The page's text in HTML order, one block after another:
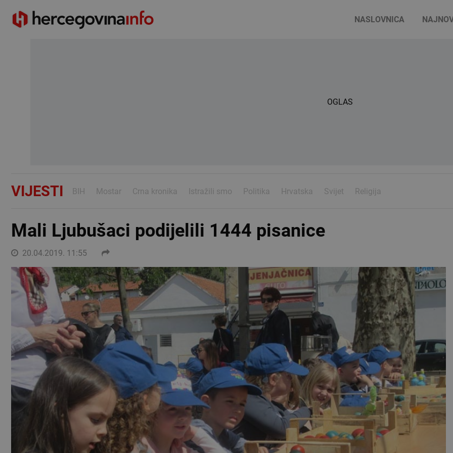
NASLOVNICA
OGLAS
VIJESTI BIH Mostar Crna kronika Istražili smo Politika Hrvatska Svijet Religija
Mali Ljubušaci podijelili 1444 pisanice
20.04.2019. 11:55